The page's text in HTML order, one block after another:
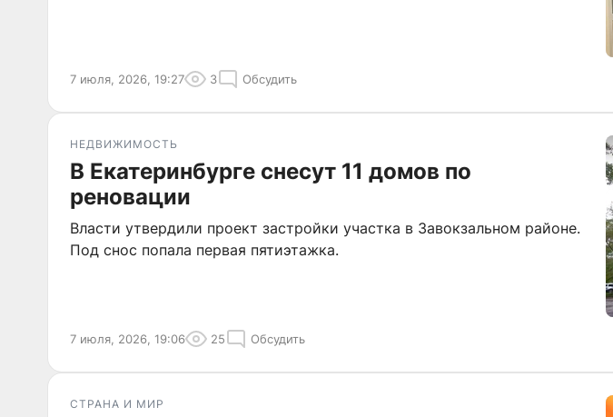
7 июля, 2026, 19:27 3 Обсудить
НЕДВИЖИМОСТЬ
В Екатеринбурге снесут 11 домов по
реновации
Власти утвердили проект застройки участка в Завокзальном районе.
Под снос попала первая пятиэтажка.
7 июля, 2026, 19:06 25 Обсудить
СТРАНА И МИР